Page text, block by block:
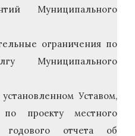
Муниципального
ограничения по
Муниципального
Уставом,
проекту местного
отчета об